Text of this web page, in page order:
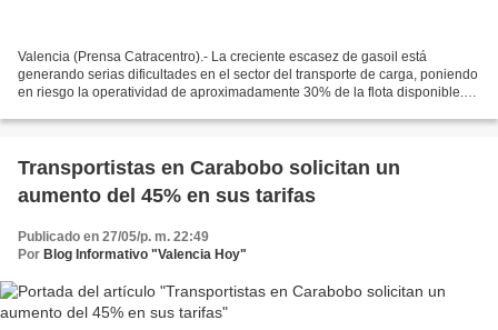
Valencia (Prensa Catracentro).- La creciente escasez de gasoil está
generando serias dificultades en el sector del transporte de carga, poniendo
en riesgo la operatividad de aproximadamente 30% de la flota disponible.
Transportistas en Carabobo solicitan un
aumento del 45% en sus tarifas
Publicado en 27/05/p. m. 22:49
Por Blog Informativo "Valencia Hoy"